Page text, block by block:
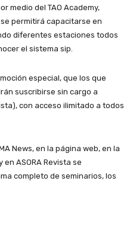
medio del TAO Academy,
permitirá capacitarse en
diferentes estaciones todos
el sistema sip.
especial, que los que
suscribirse sin cargo a
con acceso ilimitado a todos
News, en la página web, en la
en ASORA Revista se
completo de seminarios, los